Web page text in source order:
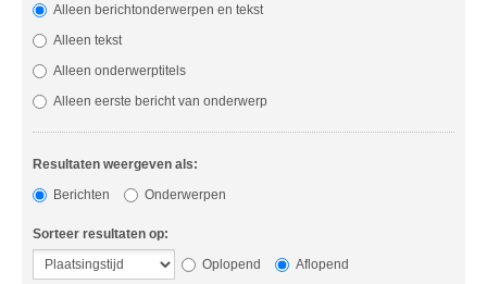
Alleen berichtonderwerpen en tekst
Alleen tekst
Alleen onderwerptitels
Alleen eerste bericht van onderwerp
Resultaten weergeven als:
Berichten
Onderwerpen
Sorteer resultaten op:
Oplopend
Aflopend